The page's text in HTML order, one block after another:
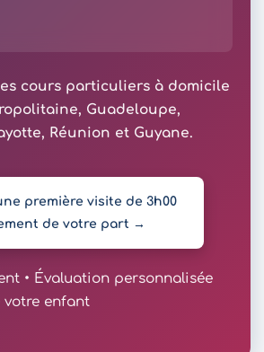
cours particuliers à domicile
Guadeloupe,
Réunion et Guyane.
première visite de 3h00
de votre part →
• Évaluation personnalisée
votre enfant